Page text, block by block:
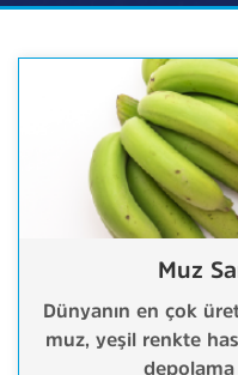
Muz
Dünyanın en çok
muz, yeşil renkte
depolama